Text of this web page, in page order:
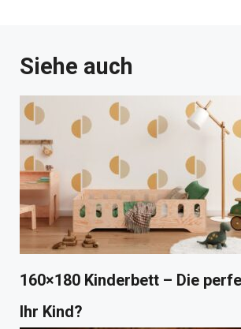
Siehe auch
160×180 Kinderbett – Die
Ihr Kind?